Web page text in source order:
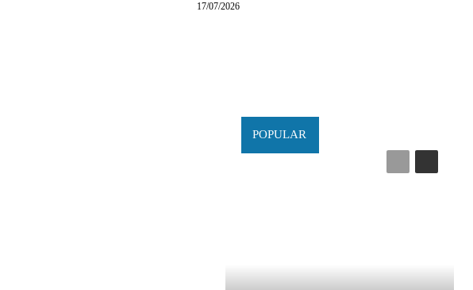
17/07/2026
POPULAR